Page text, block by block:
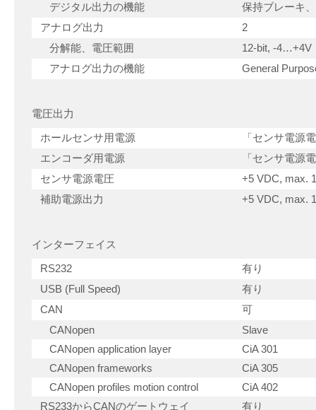
デジタル出力の機能
保持ブレーキ
アナログ出力
2
分解能、電圧範囲
12-bit, -4…+4V
アナログ出力の機能
General
電圧出力
ホールセンサ用電源
「センサ電源
エンコーダ用電源
「センサ電源
センサ電源電圧
+5 VDC, max.
補助電源出力
+5 VDC, max.
インターフェイス
RS232
有り
USB (Full Speed)
有り
CAN
可
CANopen
Slave
CANopen application layer
CiA 301
CANopen frameworks
CiA 305
CANopen profiles motion control
CiA 402
RS233からCANのゲートウェイ
有り